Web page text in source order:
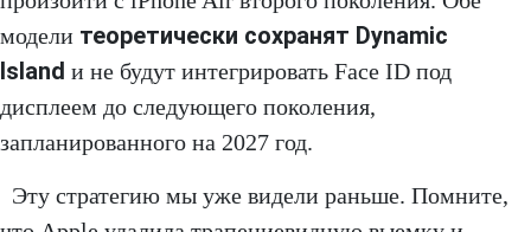
модели теоретически сохранят Dynamic
Island и не будут интегрировать Face ID под
дисплеем до следующего поколения,
запланированного на 2027 год.
Эту стратегию мы уже видели раньше. Помните,